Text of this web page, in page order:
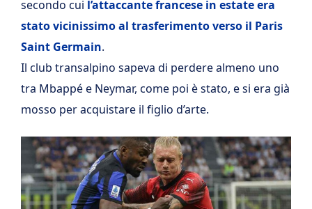
secondo cui l’attaccante francese in estate era
stato vicinissimo al trasferimento verso il Paris
Saint Germain.
Il club transalpino sapeva di perdere almeno uno
tra Mbappé e Neymar, come poi è stato, e si era già
mosso per acquistare il figlio d’arte.